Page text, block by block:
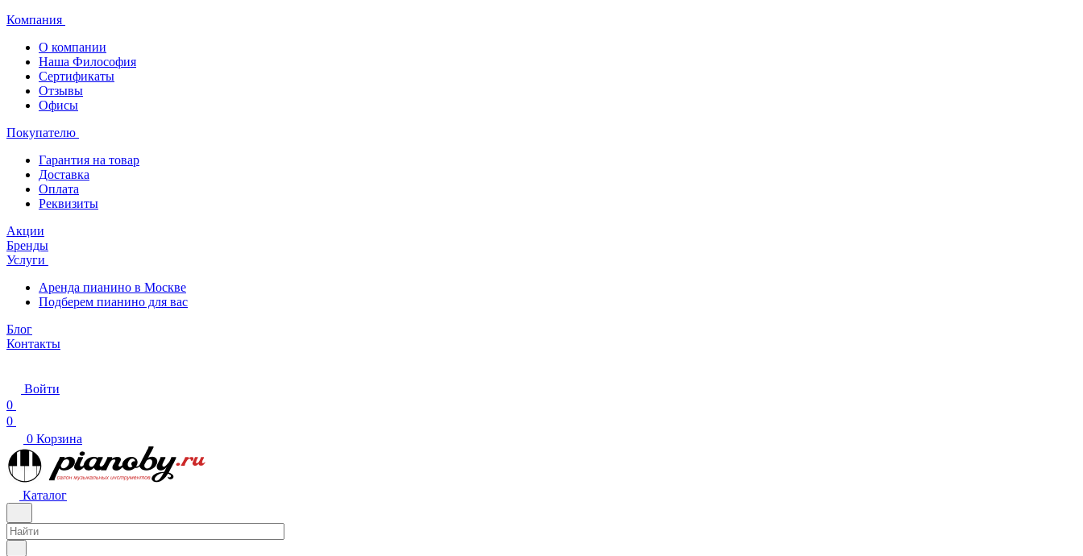
Компания
О компании
Наша Философия
Сертификаты
Отзывы
Офисы
Покупателю
Гарантия на товар
Доставка
Оплата
Реквизиты
Акции
Бренды
Услуги
Аренда пианино в Москве
Подберем пианино для вас
Блог
Контакты
Войти
0
0
0 Корзина
Каталог